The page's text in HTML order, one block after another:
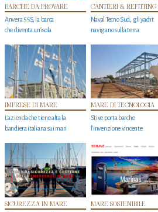
BARCHE DA PROVARE
Anvera 55S, la barca
che diventa un'isola
CANTIERI & REFITTING
Naval Tecno Sud, gli yacht
navigano sulla terra
IMPRESE DI MARE
L'azienda che tiene alta la
bandiera italiana sui mari
MARE DI TECNOLOGIA
Stive porta barche
l'invenzione vincente
SICUREZZA IN MARE MARE SOSTENIBILE